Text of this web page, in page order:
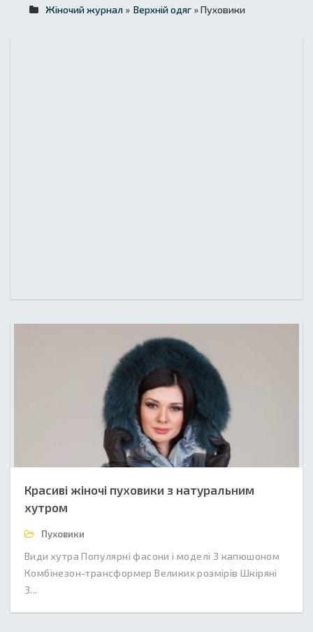
Жіночий журнал » Верхній одяг » Пуховики
Красиві жіночі пуховики з натуральним
хутром
Пуховики
Види хутра Популярні фасони і моделі З капюшоном
Комбінезон-трансформер Великих розмірів Шкіряні
З...